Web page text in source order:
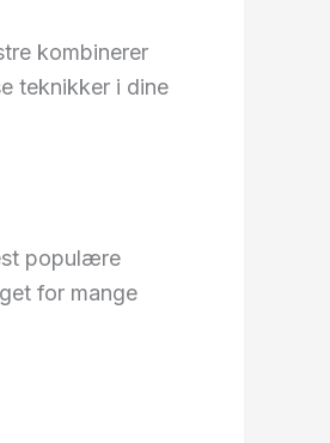
kombinerer
teknikker i dine
populære
for mange